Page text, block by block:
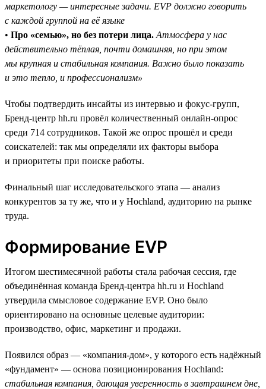
маркетологу — интересные задачи. EVP должно говорить
с каждой группой на её языке
• Про «семью», но без потери лица. Атмосфера у нас
действительно тёплая, почти домашняя, но при этом
мы крупная и стабильная компания. Важно было показать
и это тепло, и профессионализм»
Чтобы подтвердить инсайты из интервью и фокус-групп,
Бренд-центр hh.ru провёл количественный онлайн-опрос
среди 714 сотрудников. Такой же опрос прошёл и среди
соискателей: так мы определяли их факторы выбора
и приоритеты при поиске работы.
Финальный шаг исследовательского этапа — анализ
конкурентов за ту же, что и у Hochland, аудиторию на рынке
труда.
Формирование EVP
Итогом шестимесячной работы стала рабочая сессия, где
объединённая команда Бренд-центра hh.ru и Hochland
утвердила смысловое содержание EVP. Оно было
ориентировано на основные целевые аудитории:
производство, офис, маркетинг и продажи.
Появился образ — «компания-дом», у которого есть надёжный
«фундамент» — основа позиционирования Hochland:
стабильная компания, дающая уверенность в завтрашнем дне,